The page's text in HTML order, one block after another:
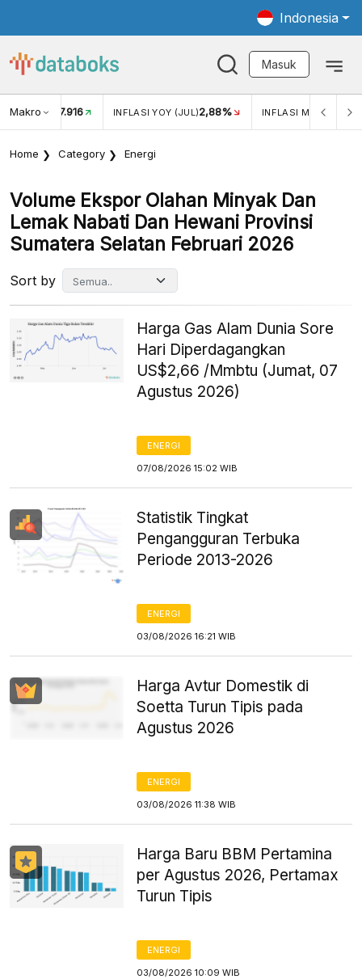
Indonesia
Masuk
Makro
USD/IDR 17.916 INFLASI YOY (JUL)2,88% INFLASI MOM (JUL)
Home Category Energi
Volume Ekspor Olahan Minyak Dan
Lemak Nabati Dan Hewani Provinsi
Sumatera Selatan Februari 2026
Sort by
Harga Gas Alam Dunia Sore
Hari Diperdagangkan
US$2,66 /Mmbtu (Jumat, 07
Agustus 2026)
ENERGI
07/08/2026 15:02 WIB
Statistik Tingkat
Pengangguran Terbuka
Periode 2013-2026
ENERGI
03/08/2026 16:21 WIB
Harga Avtur Domestik di
Soetta Turun Tipis pada
Agustus 2026
ENERGI
03/08/2026 11:38 WIB
Harga Baru BBM Pertamina
per Agustus 2026, Pertamax
Turun Tipis
ENERGI
03/08/2026 10:09 WIB